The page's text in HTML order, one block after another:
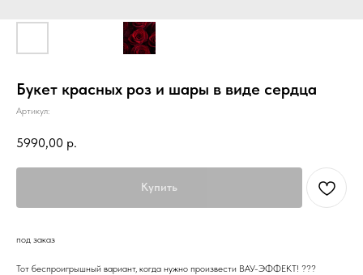
Букет красных роз и шары в виде сердца
Артикул:
5990,00 р.
Купить
под заказ
Тот беспроигрышный вариант, когда нужно произвести ВАУ-ЭФФЕКТ! ???